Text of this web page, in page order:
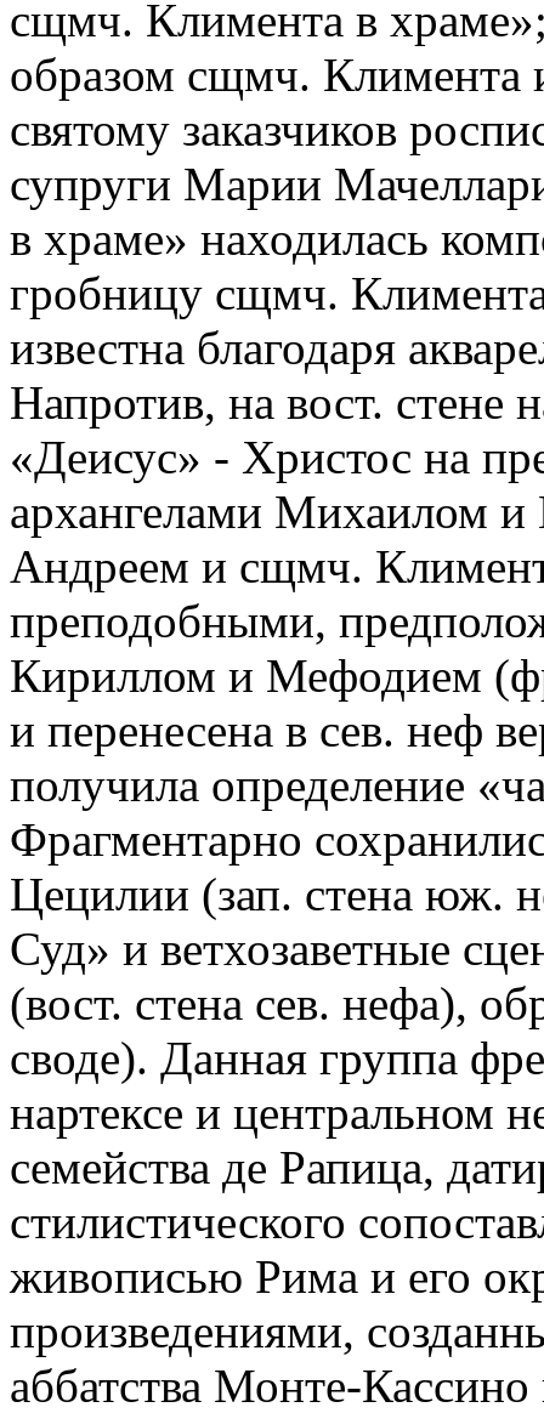
сщмч. Климента в
образом сщмч. Климента
святому заказчиков
супруги Марии
в храме» находилась
гробницу сщмч.
известна благодаря
Напротив, на вост. стене
«Деисус» - Христос на
архангелами Михаилом и
Андреем и сщмч.
преподобными,
Кириллом и Мефодием
и перенесена в сев. неф
получила определение
Фрагментарно
Цецилии (зап. стена юж.
Суд» и ветхозаветные
(вост. стена сев. нефа),
своде). Данная группа
нартексе и центральном
семейства де Рапица,
стилистического
живописью Рима и его
произведениями,
аббатства Монте-